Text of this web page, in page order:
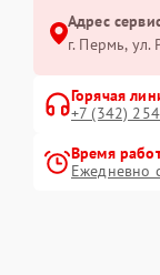
Адрес
г. Пермь,
Горячая
+7 (342)
Время
Ежедневно